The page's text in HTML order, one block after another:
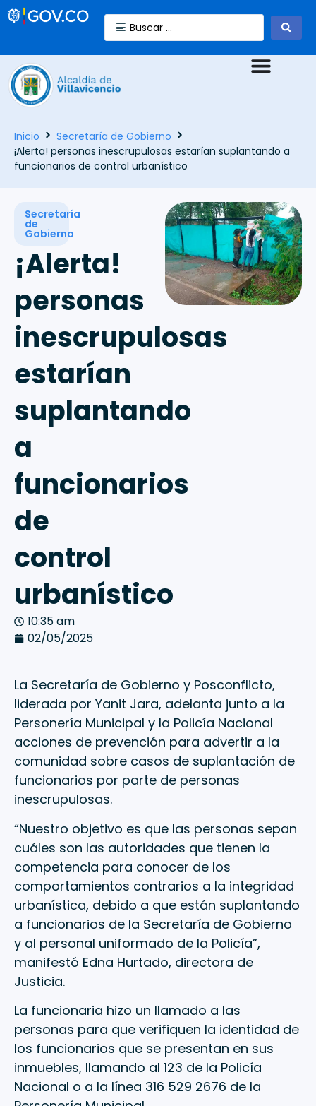
Inicio
Secretaría de Gobierno
¡Alerta! personas inescrupulosas estarían suplantando a
funcionarios de control urbanístico
Secretaría
de
Gobierno
¡Alerta!
personas
inescrupulosas
estarían
suplantando
a
funcionarios
de
control
urbanístico
10:35 am
02/05/2025
La Secretaría de Gobierno y Posconflicto,
liderada por Yanit Jara, adelanta junto a la
Personería Municipal y la Policía Nacional
acciones de prevención para advertir a la
comunidad sobre casos de suplantación de
funcionarios por parte de personas
inescrupulosas.
“Nuestro objetivo es que las personas sepan
cuáles son las autoridades que tienen la
competencia para conocer de los
comportamientos contrarios a la integridad
urbanística, debido a que están suplantando
a funcionarios de la Secretaría de Gobierno
y al personal uniformado de la Policía”,
manifestó Edna Hurtado, directora de
Justicia.
La funcionaria hizo un llamado a las
personas para que verifiquen la identidad de
los funcionarios que se presentan en sus
inmuebles, llamando al 123 de la Policía
Nacional o a la línea 316 529 2676 de la